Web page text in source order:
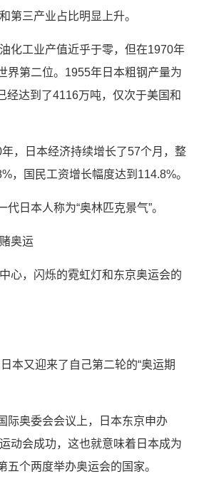
第三产业占比明显上升。
化工业产值近乎于零，但在1970年
界第二位。1955年日本粗钢产量为
经达到了4116万吨，仅次于美国和
，日本经济持续增长了57个月，整
，国民工资增长幅度达到114.8%。
日本人称为“奥林匹克景气”。
心，闪烁的霓虹灯和东京奥运会的
本又迎来了自己第二轮的“奥运期
际奥委会会议上，日本东京申办
动会成功，这也就意味着日本成为
五个两度举办奥运会的国家。